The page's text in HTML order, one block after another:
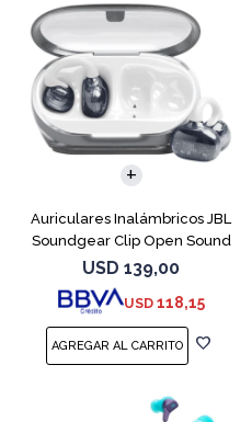
Auriculares Inalámbricos JBL
Soundgear Clip Open Sound
Blanc
USD 139,00
USD 118,15